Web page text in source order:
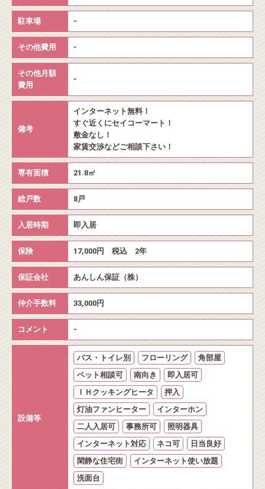
駐車場 -
その他費用 -
その他月額
費用
-
備考
インターネット無料！
すぐ近くにセイコーマート！
敷金なし！
家賃交渉などご相談下さい！
専有面積 21.8㎡
総戸数 8戸
入居時期 即入居
保険 17,000円 税込 2年
保証会社 あんしん保証（株）
仲介手数料 33,000円
コメント -
設備等
バス・トイレ別 フローリング
角部屋
ペット相談可
南向き
即入居可
ＩＨクッキングヒータ
押入
灯油ファンヒーター
インターホン
二人入居可
事務所可
照明器具
インターネット対応
ネコ可
日当良好
閑静な住宅街
インターネット使い放題
洗面台